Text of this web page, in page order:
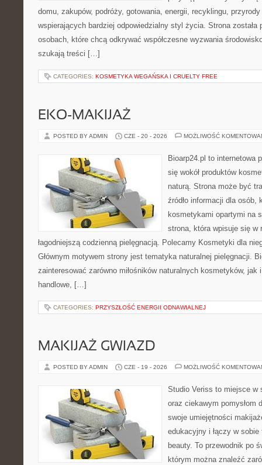
domu, zakupów, podróży, gotowania, energii, recyklingu,
wspierających bardziej odpowiedzialny styl życia. Strona została
osobach, które chcą odkrywać współczesne wyzwania
szukają treści […]
CATEGORIES: KOSMETYKA WEGAŃSKA I CRUELTY FREE
EKO-MAKIJAŻ
POSTED BY ADMIN CZE - 20 - 2026 MOŻLIWOŚĆ
Bioarp24.pl to internetowa
się wokół produktów
naturą. Strona może być
źródło informacji dla osób,
kosmetykami opartymi na
strona, która wpisuje się w
łagodniejszą codzienną pielęgnacją. Polecamy Kosmetyki dla
Głównym motywem strony jest tematyka naturalnej pielęgnacji.
zainteresować zarówno miłośników naturalnych kosmetyków, jak
handlowe, […]
CATEGORIES: PRZYSZŁOŚĆ ENERGII ODNAWIALNEJ
MAKIJAŻ GWIAZD
POSTED BY ADMIN CZE - 19 - 2026 MOŻLIWOŚĆ
Studio Veriss to miejsce w
oraz ciekawym pomysłom
swoje umiejętności
edukacyjny i łączy w
beauty. To przewodnik po
którym można znaleźć